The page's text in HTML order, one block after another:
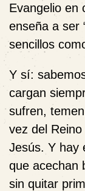
Evangelio en
enseña a ser
sencillos
Y sí:
cargan
sufren,
vez del
Jesús. Y hay
que acechan
sin quitar